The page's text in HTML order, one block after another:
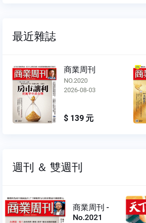
最近雜誌
商業周刊
NO.2020
2026-08-03
$ 139 元
週刊 ＆ 雙週刊
商業周刊 -
No.2021